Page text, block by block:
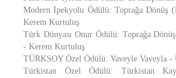
Modern İpekyolu Ödülü: Toprağa Dönüş
Kerem Kurtuluş
Türk Dünyası Onur Ödülü: Toprağa
- Kerem Kurtuluş
TÜRKSOY Özel Ödülü: Vaveyle Vaveyla -
Türkistan Özel Ödülü: Türkistan